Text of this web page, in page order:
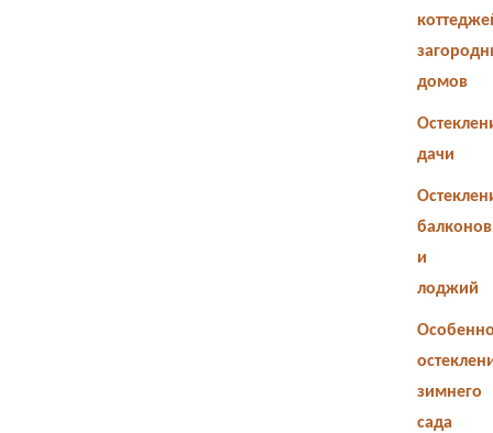
домов
дачи
балконов
и
лоджий
зимнего
сада